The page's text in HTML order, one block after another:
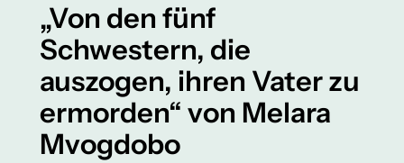
„Von den fünf
Schwestern, die
auszogen, ihren Vater zu
ermorden“ von Melara
Mvogdobo